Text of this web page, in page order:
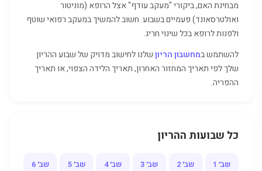
מבחינת האם, ביקורי "מעקב עודף" אצל הרופא (מוניטור
ואולטרסאונד) פעמיים בשבוע. חשוב להמשיך במעקב רפואי שוטף
ולפנות לרופא בכל שינוי חריג.
להשתמש במחשבון הריוןשלנו לחישוב מדויק של שבוע ההריון
שלך לפי תאריך המחזור האחרון, תאריך הלידה הצפוי, או תאריך
ההפריה.
כל שבועות ההריון
שב׳ 1 שב׳ 2 שב׳ 3 שב׳ 4 שב׳ 5 שב׳ 6